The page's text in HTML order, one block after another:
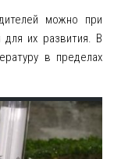
можно при
для их развития. В
в пределах